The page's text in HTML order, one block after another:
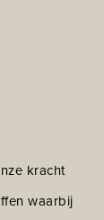
kracht
waarbij